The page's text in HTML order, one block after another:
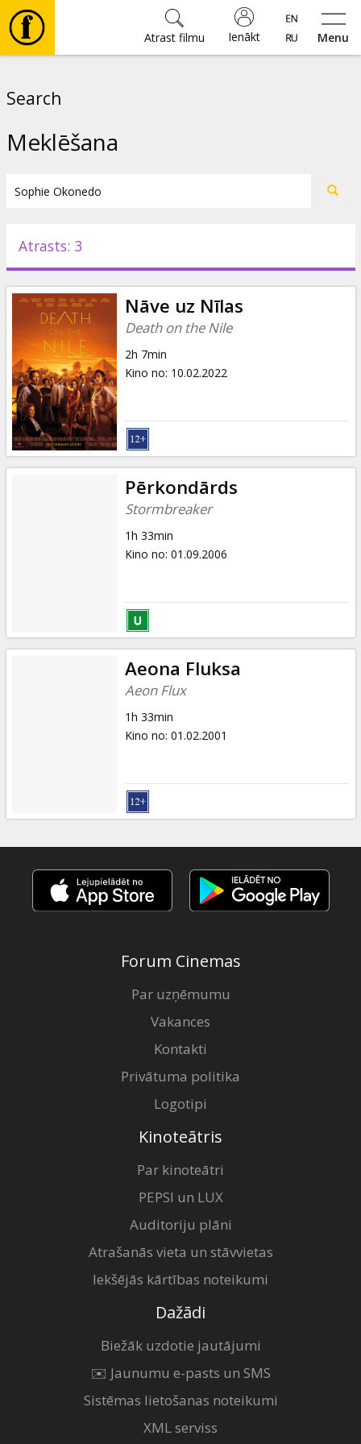
Menu
Ienākt
Atrast filmu
Pasākumi
Ziņas
Dāvanu
kartes
Uzkodas
Search
Meklēšana
Atrasts: 3
Nāve uz Nīlas
Death on the Nile
2h 7min
Kino no: 10.02.2022
Pērkondārds
Stormbreaker
1h 33min
Kino no: 01.09.2006
Aeona Fluksa
Aeon Flux
1h 33min
Kino no: 01.02.2001
Forum Cinemas
Par uzņēmumu
Vakances
Kontakti
Privātuma politika
Logotipi
Kinoteātris
Par kinoteātri
PEPSI un LUX
Auditoriju plāni
Atrašanās vieta un stāvvietas
Iekšējās kārtības noteikumi
Dažādi
Biežāk uzdotie jautājumi
✉️ Jaunumu e-pasts un SMS
Sistēmas lietošanas noteikumi
XML serviss